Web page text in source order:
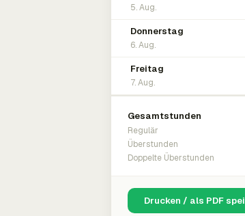
5. Aug.
Donnerstag
6. Aug.
Freitag
7. Aug.
Gesamtstunden
Regulär
Überstunden
Doppelte Überstunden
Drucken / als PDF